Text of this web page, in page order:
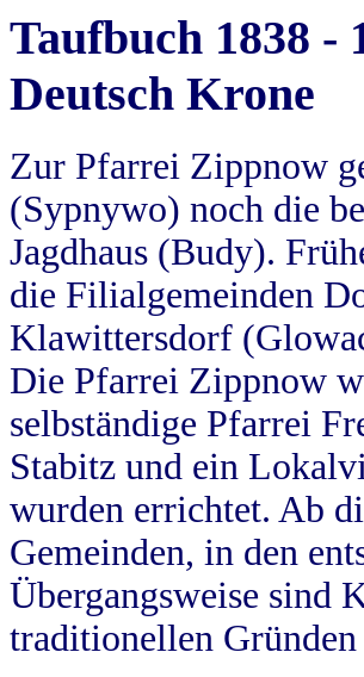
Taufbuch 1838
Deutsch Krone
Zur Pfarrei Zippnow
(Sypnywo) noch die
Jagdhaus (Budy).
die Filialgemeinden
Klawittersdorf
Die Pfarrei Zippnow
selbständige Pfarrei
Stabitz und ein
wurden errichtet. Ab
Gemeinden, in den
Übergangsweise sind
traditionellen